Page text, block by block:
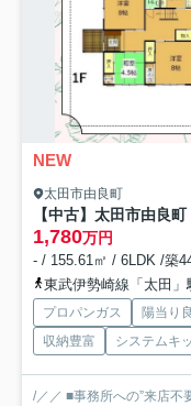
NEW
太田市由良町
【中古】太田市由良
1,780万円
- / 155.61㎡ / 6LDK /築
東武伊勢崎線「太田」
プロパンガス 陽当り
収納豊富
システムキ
/／／ ■事務所への”来店不